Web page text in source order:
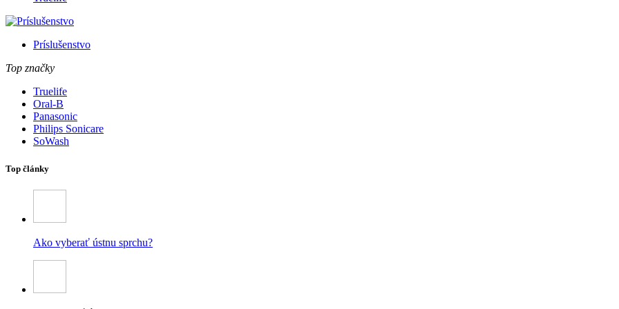
Príslušenstvo
Top značky
Truelife
Oral-B
Panasonic
Philips Sonicare
SoWash
Top články
Ako vyberať ústnu sprchu?